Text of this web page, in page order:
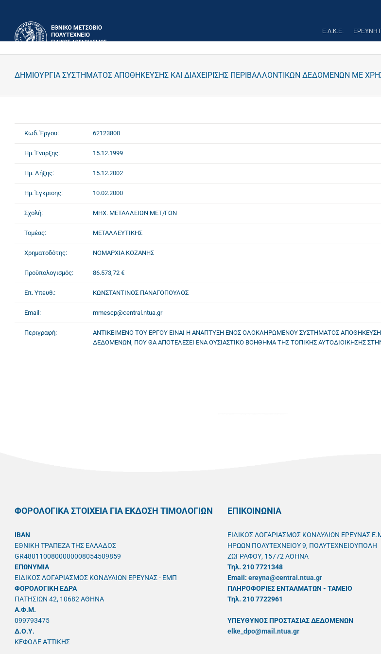
περιεχόμενο
Ε.Λ.Κ.Ε.
ΔΗΜΙΟΥΡΓΙΑ ΣΥΣΤΗΜΑΤΟΣ ΑΠΟΘΗΚΕΥΣΗΣ ΚΑΙ ΔΙΑΧΕΙΡΙΣΗΣ ΠΕΡΙΒΑΛΛΟΝΤΙΚΩΝ ΔΕΔΟΜΕΝΩΝ ΜΕ
Κωδ. Έργου: 62123800
Ημ. Έναρξης: 15.12.1999
Ημ. Λήξης: 15.12.2002
Ημ. Έγκρισης: 10.02.2000
Σχολή: ΜΗΧ. ΜΕΤΑΛΛΕΙΩΝ ΜΕΤ/ΓΩΝ
Τομέας: ΜΕΤΑΛΛΕΥΤΙΚΗΣ
Χρηματοδότης: ΝΟΜΑΡΧΙΑ ΚΟΖΑΝΗΣ
Προϋπολογισμός: 86.573,72 €
Επ. Υπευθ.: ΚΩΝΣΤΑΝΤΙΝΟΣ ΠΑΝΑΓΟΠΟΥΛΟΣ
Email: mmescp@central.ntua.gr
Περιγραφή:
ΑΝΤΙΚΕΙΜΕΝΟ ΤΟΥ ΕΡΓΟΥ ΕΙΝΑΙ Η ΑΝΑΠΤΥΞΗ ΕΝΟΣ ΟΛΟΚΛΗΡΩΜΕΝΟΥ ΣΥΣΤΗΜΑΤΟΣ
ΔΕΔΟΜΕΝΩΝ, ΠΟΥ ΘΑ ΑΠΟΤΕΛΕΣΕΙ ΕΝΑ ΟΥΣΙΑΣΤΙΚΟ ΒΟΗΘΗΜΑ ΤΗΣ ΤΟΠΙΚΗΣ ΑΥΤΟΔΙΟΙΚΗΣΗΣ
ΦΟΡΟΛΟΓΙΚΑ ΣΤΟΙΧΕΙΑ ΓΙΑ ΕΚΔΟΣΗ ΤΙΜΟΛΟΓΙΩΝ
IBAN
ΕΘΝΙΚΗ ΤΡΑΠΕΖΑ ΤΗΣ ΕΛΛΑΔΟΣ
GR4801100800000008054509859
ΕΠΩΝΥΜΙΑ
ΕΙΔΙΚΟΣ ΛΟΓΑΡΙΑΣΜΟΣ ΚΟΝΔΥΛΙΩΝ ΕΡΕΥΝΑΣ - ΕΜΠ
ΦΟΡΟΛΟΓΙΚΗ ΕΔΡΑ
ΠΑΤΗΣΙΩΝ 42, 10682 ΑΘΗΝΑ
A.Φ.Μ.
099793475
Δ.Ο.Υ.
ΚΕΦΟΔΕ ΑΤΤΙΚΗΣ
ΕΠΙΚΟΙΝΩΝΙΑ
ΕΙΔΙΚΟΣ ΛΟΓΑΡΙΑΣΜΟΣ ΚΟΝΔΥΛΙΩΝ ΕΡΕΥΝΑΣ
ΗΡΩΩΝ ΠΟΛΥΤΕΧΝΕΙΟΥ 9, ΠΟΛΥΤΕΧΝΕΙΟΥΠΟΛΗ
ΖΩΓΡΑΦΟΥ, 15772 ΑΘΗΝΑ
Τηλ. 210 7721348
Email: ereyna@central.ntua.gr
ΠΛΗΡΟΦΟΡΙΕΣ ΕΝΤΑΛΜΑΤΩΝ - ΤΑΜΕΙΟ
Τηλ. 210 7722961
ΥΠΕΥΘYΝΟΣ ΠΡΟΣΤΑΣΙΑΣ ΔΕΔΟΜΕΝΩΝ
elke_dpo@mail.ntua.gr